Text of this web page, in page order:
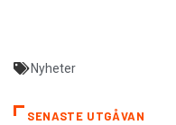
Nyheter
SENASTE UTGÅVAN